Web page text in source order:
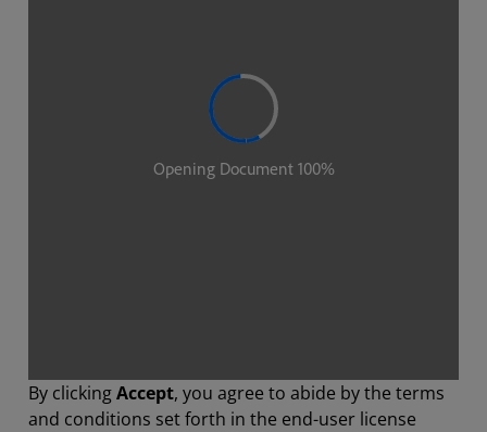
By clickingAccept, you agree to abide by the terms
and conditions set forth in the end-user license